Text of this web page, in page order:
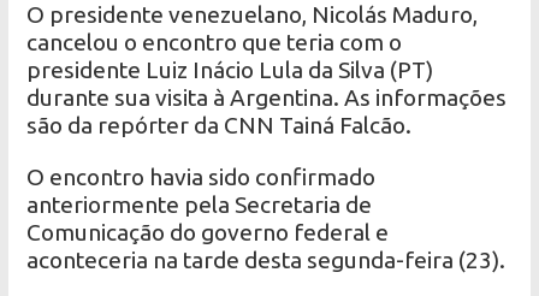
O presidente venezuelano, Nicolás Maduro,
cancelou o encontro que teria com o
presidente Luiz Inácio Lula da Silva (PT)
durante sua visita à Argentina. As informações
são da repórter da CNN Tainá Falcão.
O encontro havia sido confirmado
anteriormente pela Secretaria de
Comunicação do governo federal e
aconteceria na tarde desta segunda-feira (23).